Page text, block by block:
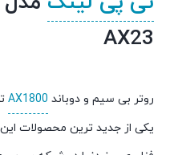
AX23
روتر بی سیم و دوباند AX1800
یکی از جدید ترین محصولات